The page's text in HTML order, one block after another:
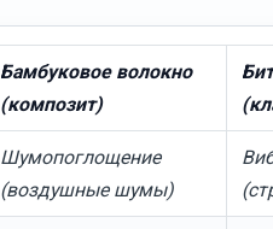
Бамбуковое волокно
(композит)
Шумопоглощение
(воздушные шумы)